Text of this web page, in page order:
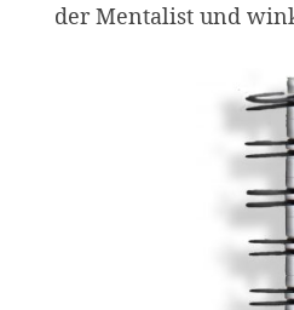
der Mentalist und